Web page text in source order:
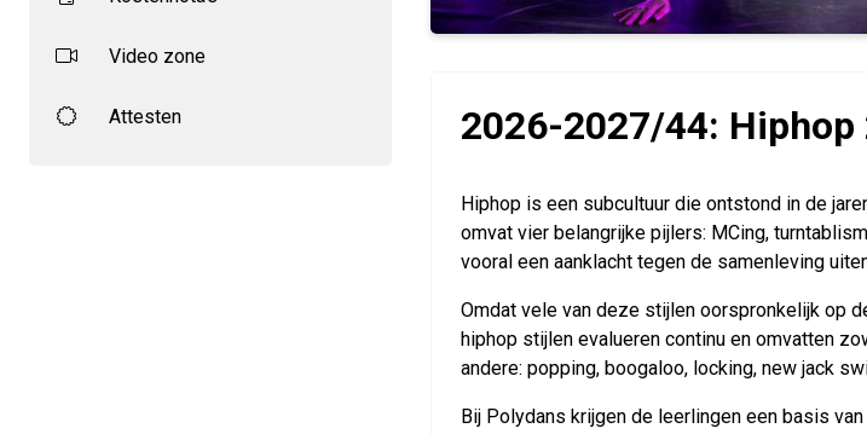
Video zone
Attesten 2026-2027/44:
Hiphop is een subcultuur die ontstond in de
omvat vier belangrijke pijlers: MCing,
vooral een aanklacht tegen de samenleving
Omdat vele van deze stijlen oorspronkelijk op
hiphop stijlen evalueren continu en omvatten
andere: popping, boogaloo, locking, new jack
Bij Polydans krijgen de leerlingen een basis